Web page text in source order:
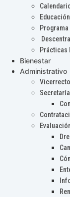
Prácticas
Bienestar
Administrativo
Secretaría